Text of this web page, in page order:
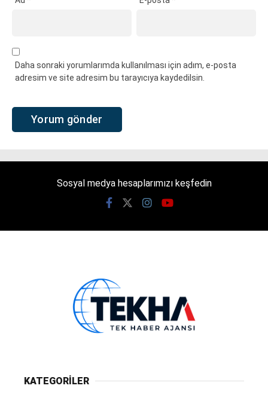
Daha sonraki yorumlarımda kullanılması için adım, e-posta
adresim ve site adresim bu tarayıcıya kaydedilsin.
Sosyal medya hesaplarımızı keşfedin
KATEGORİLER